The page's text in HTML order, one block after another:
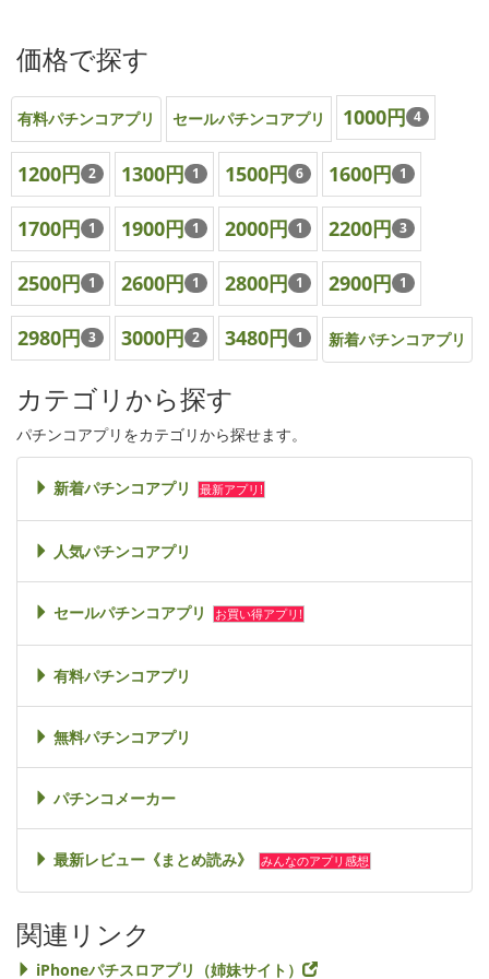
価格で探す
有料パチンコアプリ セールパチンコアプリ 1000円 4
1200円 2 1300円 1 1500円 6 1600円 1
1700円 1 1900円 1 2000円 1 2200円 3
2500円 1 2600円 1 2800円 1 2900円 1
2980円 3 3000円 2 3480円 1 新着パチンコアプリ
カテゴリから探す
パチンコアプリをカテゴリから探せます。
新着パチンコアプリ 最新アプリ!
人気パチンコアプリ
セールパチンコアプリ お買い得アプリ!
有料パチンコアプリ
無料パチンコアプリ
パチンコメーカー
最新レビュー《まとめ読み》 みんなのアプリ感想
関連リンク
iPhoneパチスロアプリ（姉妹サイト）